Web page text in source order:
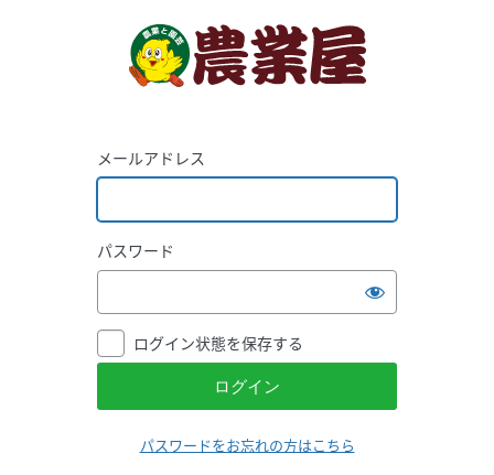
メールアドレス
パスワード
ログイン状態を保存する
パスワードをお忘れの方はこちら